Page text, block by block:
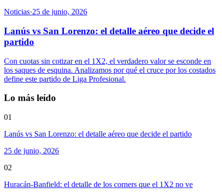
Noticias·25 de junio, 2026
Lanús vs San Lorenzo: el detalle aéreo que decide el
partido
Con cuotas sin cotizar en el 1X2, el verdadero valor se esconde en
los saques de esquina. Analizamos por qué el cruce por los costados
define este partido de Liga Profesional.
Lo más leído
01
Lanús vs San Lorenzo: el detalle aéreo que decide el partido
25 de junio, 2026
02
Huracán-Banfield: el detalle de los corners que el 1X2 no ve